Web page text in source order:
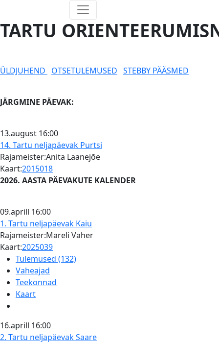
TARTU
ÜLDJUHEND OTSETULEMUSED STEBBY PÄÄSMED
JÄRGMINE PÄEVAK:
13.august 16:00
14. Tartu neljapäevak Purtsi
Rajameister:Anita Laanejõe
Kaart:2015018
2026. AASTA PÄEVAKUTE KALENDER
09.aprill 16:00
1. Tartu neljapäevak Kaiu
Rajameister:Mareli Vaher
Kaart:2025039
Tulemused (132)
Vaheajad
Teekonnad
Kaart
16.aprill 16:00
2. Tartu neljapäevakSaare